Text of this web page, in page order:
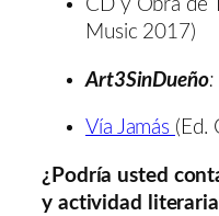
CD y Obra de
Music 2017)
Art3SinDueño:
Vía Jamás (Ed.
¿Podría usted
y actividad